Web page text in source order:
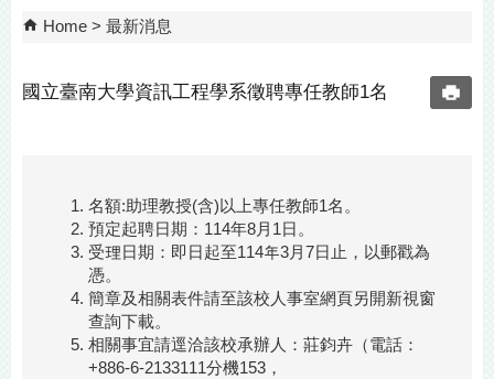
Home 最新消息
國立臺南大學資訊工程學系徵聘專任教師1名
名額:助理教授(含)以上專任教師1名。
預定起聘日期：114年8月1日。
受理日期：即日起至114年3月7日止，以郵戳為
憑。
簡章及相關表件請至該校人事室網頁另開新視窗
查詢下載。
相關事宜請逕洽該校承辦人：莊鈞卉（電話：
+886-6-2133111分機153，